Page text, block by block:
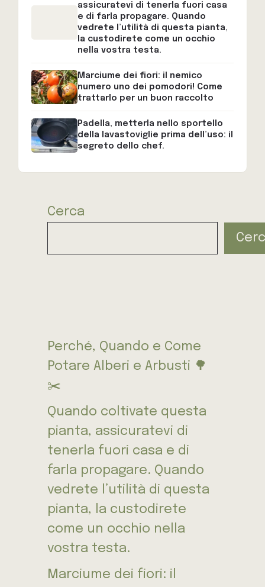
assicuratevi di tenerla fuori casa
e di farla propagare. Quando
vedrete l’utilità di questa pianta,
la custodirete come un occhio
nella vostra testa.
Marciume dei fiori: il nemico
numero uno dei pomodori! Come
trattarlo per un buon raccolto
Padella, metterla nello sportello
della lavastoviglie prima dell’uso: il
segreto dello chef.
Cerca
Perché, Quando e Come
Potare Alberi e Arbusti 🌳
✂️
Quando coltivate questa
pianta, assicuratevi di
tenerla fuori casa e di
farla propagare. Quando
vedrete l’utilità di questa
pianta, la custodirete
come un occhio nella
vostra testa.
Marciume dei fiori: il